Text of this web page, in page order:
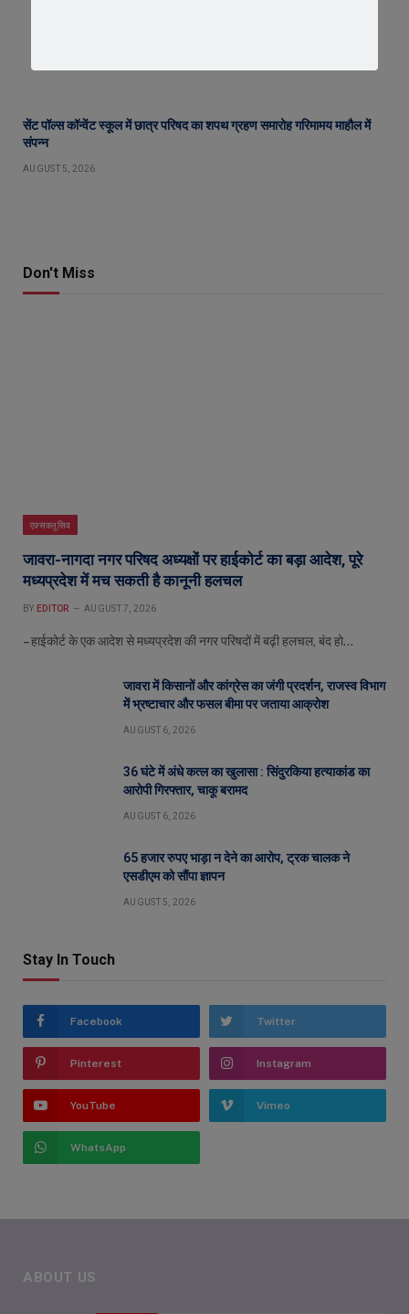
सेंट पॉल्स कॉन्वेंट स्कूल में छात्र परिषद का शपथ ग्रहण समारोह गरिमामय माहौल में
संपन्न
AUGUST 5, 2026
Don't Miss
एक्सक्लूसिव
जावरा-नागदा नगर परिषद अध्यक्षों पर हाईकोर्ट का बड़ा आदेश, पूरे
मध्यप्रदेश में मच सकती है कानूनी हलचल
BY EDITOR AUGUST 7, 2026
– हाईकोर्ट के एक आदेश से मध्यप्रदेश की नगर परिषदों में बढ़ी हलचल, बंद हो…
जावरा में किसानों और कांग्रेस का जंगी प्रदर्शन, राजस्व विभाग
में भ्रष्टाचार और फसल बीमा पर जताया आक्रोश
AUGUST 6, 2026
36 घंटे में अंधे कत्ल का खुलासा : सिंदुरकिया हत्याकांड का
आरोपी गिरफ्तार, चाकू बरामद
AUGUST 6, 2026
65 हजार रुपए भाड़ा न देने का आरोप, ट्रक चालक ने
एसडीएम को सौंपा ज्ञापन
AUGUST 5, 2026
Stay In Touch
Facebook Twitter
Pinterest Instagram
YouTube Vimeo
WhatsApp
ABOUT US